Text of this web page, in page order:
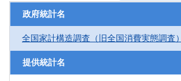
政府統計名
全国家計構造調査（旧全国消費実態調査）
提供統計名